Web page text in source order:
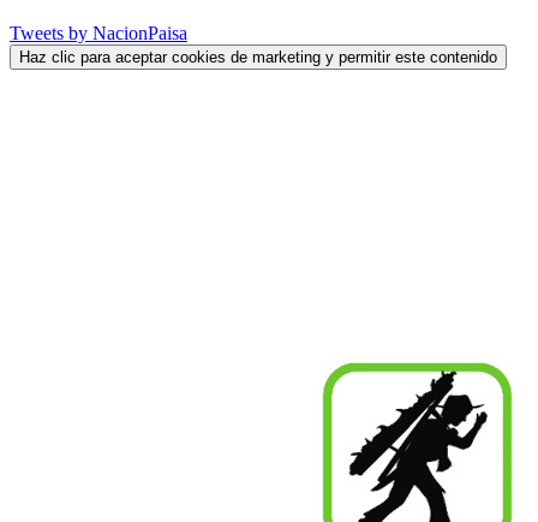
Tweets by NacionPaisa
Haz clic para aceptar cookies de marketing y permitir este contenido